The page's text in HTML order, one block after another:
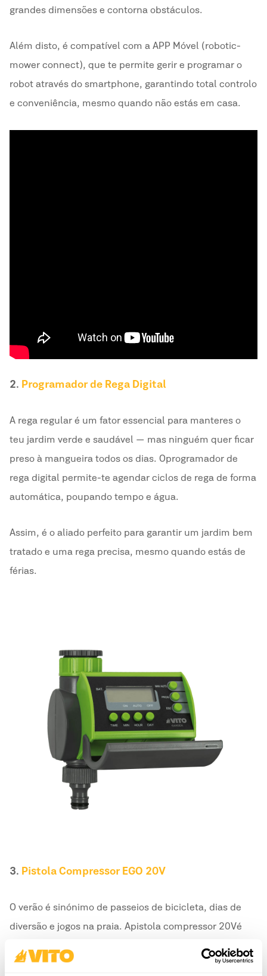
grandes dimensões e contorna obstáculos.
Além disto, é compatível com a APP Móvel (robotic-
mower connect), que te permite gerir e programar o
robot através do smartphone, garantindo total controlo
e conveniência, mesmo quando não estás em casa.
2. Programador de Rega Digital
A rega regular é um fator essencial para manteres o
teu jardim verde e saudável — mas ninguém quer ficar
preso à mangueira todos os dias. O programador de
rega digital permite-te agendar ciclos de rega de forma
automática, poupando tempo e água.
Assim, é o aliado perfeito para garantir um jardim bem
tratado e uma rega precisa, mesmo quando estás de
férias.
3. Pistola Compressor EGO 20V
O verão é sinónimo de passeios de bicicleta, dias de
diversão e jogos na praia. A pistola compressor 20V é
alimentada por uma bateria comum da gama EGO,
destacando-se por ser compacta, portátil e perfeita